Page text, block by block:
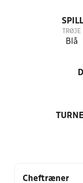
TRØJE
Blå
Cheftræner